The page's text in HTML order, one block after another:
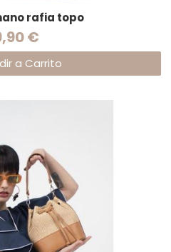
rafia topo
€
a Carrito